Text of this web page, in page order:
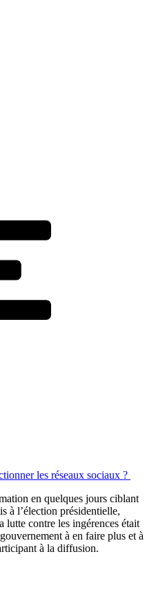
les réseaux sociaux ?
en quelques jours ciblant
à l’élection présidentielle,
lutte contre les ingérences était
à en faire plus et à
à la diffusion.